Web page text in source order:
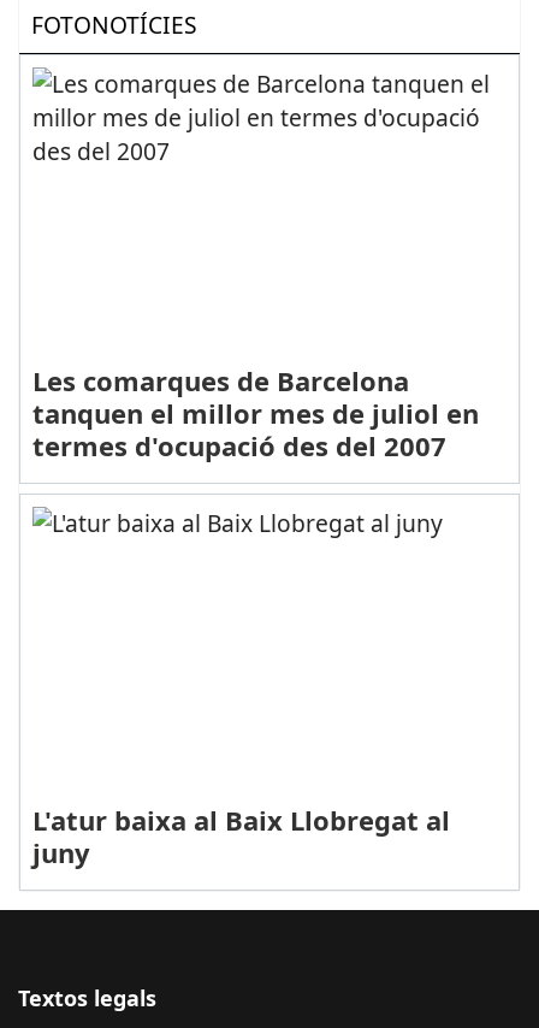
FOTONOTÍCIES
Les comarques de Barcelona
tanquen el millor mes de juliol en
termes d'ocupació des del 2007
L'atur baixa al Baix Llobregat al
juny
Textos legals